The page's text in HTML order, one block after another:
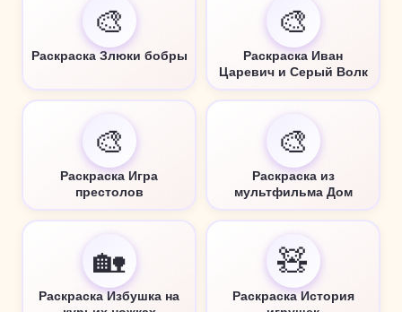
🎨
Раскраска Злюки бобры
🎨
Раскраска Иван
Царевич и Серый Волк
🎨
Раскраска Игра
престолов
🎨
Раскраска из
мультфильма Дом
🏡
Раскраска Избушка на
🧸
Раскраска История